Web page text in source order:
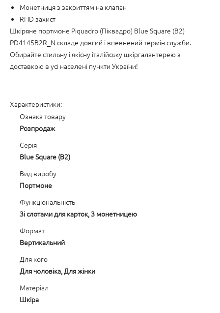
Монетниця з закриттям на клапан
RFID захист
Шкіряне портмоне Piquadro (Піквадро) Blue Square (B2)
PD4145B2R_N складе довгий і впевнений термін служби.
Обирайте стильну і якісну італійську шкіргалантерею з
доставкою в усі населені пункти України!
Характеристики:
Ознака товару
Розпродаж
Серія
Blue Square (B2)
Вид виробу
Портмоне
Функціональність
Зі слотами для карток, З монетницею
Формат
Вертикальний
Для кого
Для чоловіка, Для жінки
Матеріал
Шкіра